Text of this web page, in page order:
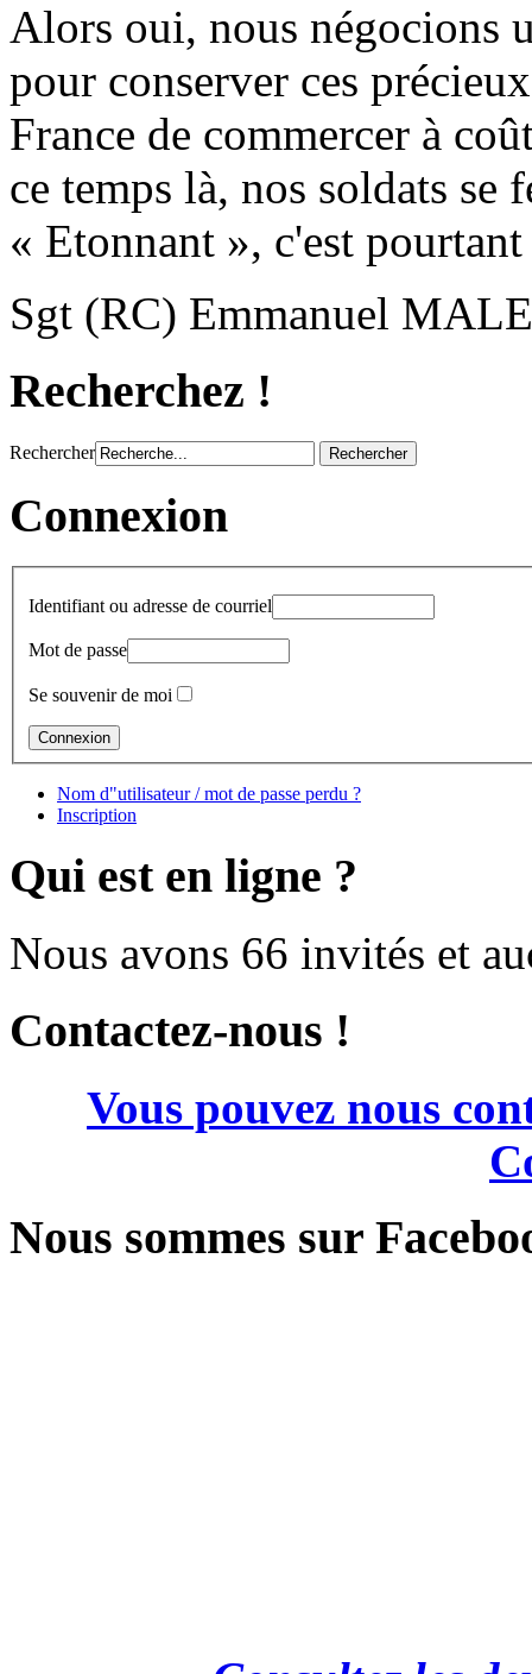
Alors oui, nous négocions
pour conserver ces
France de commercer à
ce temps là, nos soldats se
« Etonnant », c'est
Sgt (RC) Emmanuel
Recherchez !
Rechercher
Connexion
Identifiant ou adresse de courriel
Mot de passe
Se souvenir de moi
Nom d"utilisateur / mot de passe perdu ?
Inscription
Qui est en ligne ?
Nous avons 66 invités et
Contactez-nous !
Vous pouvez nous
Nous sommes sur